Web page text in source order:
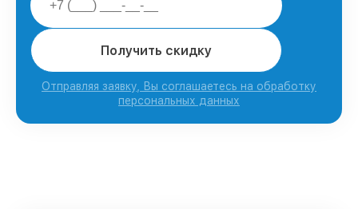
Получить скидку
Отправляя заявку, Вы соглашаетесь на обработку
персональных данных